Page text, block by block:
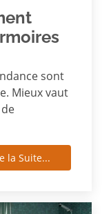
sont
Mieux vaut
la Suite...